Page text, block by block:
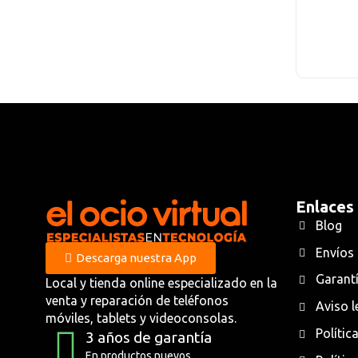
Descarga nuestra App
Local y tienda online especializado en la
venta y reparación de teléfonos
móviles, tablets y videoconsolas.
3 años de garantía
Blog
Envíos
Aviso